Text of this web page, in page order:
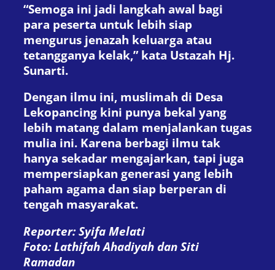
“Semoga ini jadi langkah awal bagi
para peserta untuk lebih siap
mengurus jenazah keluarga atau
tetangganya kelak,” kata Ustazah Hj.
Sunarti.
Dengan ilmu ini, muslimah di Desa
Lekopancing kini punya bekal yang
lebih matang dalam menjalankan tugas
mulia ini. Karena berbagi ilmu tak
hanya sekadar mengajarkan, tapi juga
mempersiapkan generasi yang lebih
paham agama dan siap berperan di
tengah masyarakat.
Reporter: Syifa Melati
Foto: Lathifah Ahadiyah dan Siti
Ramadan